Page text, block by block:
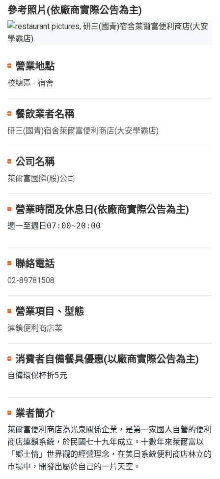
參考照片(依廠商實際公告為主)
Previous
營業地點
校總區 - 宿舍
餐飲業者名稱
研三(國青)宿舍萊爾富便利商店(大安學霸店)
公司名稱
萊爾富國際(股)公司
營業時間及休息日(依廠商實際公告為主)
週一至週日07:00~20:00
聯絡電話
02-89781508
營業項目、型態
連鎖便利商店業
消費者自備餐具優惠(以廠商實際公告為主)
自備環保杯折5元
業者簡介
萊爾富便利商店為光泉關係企業，是第一家國人自營的便利
商店連鎖系統，於民國七十九年成立。十數年來萊爾富以
「鄉土情」世界觀的經營理念，在美日系統便利商店林立的
市場中，開發出屬於自己的一片天空。